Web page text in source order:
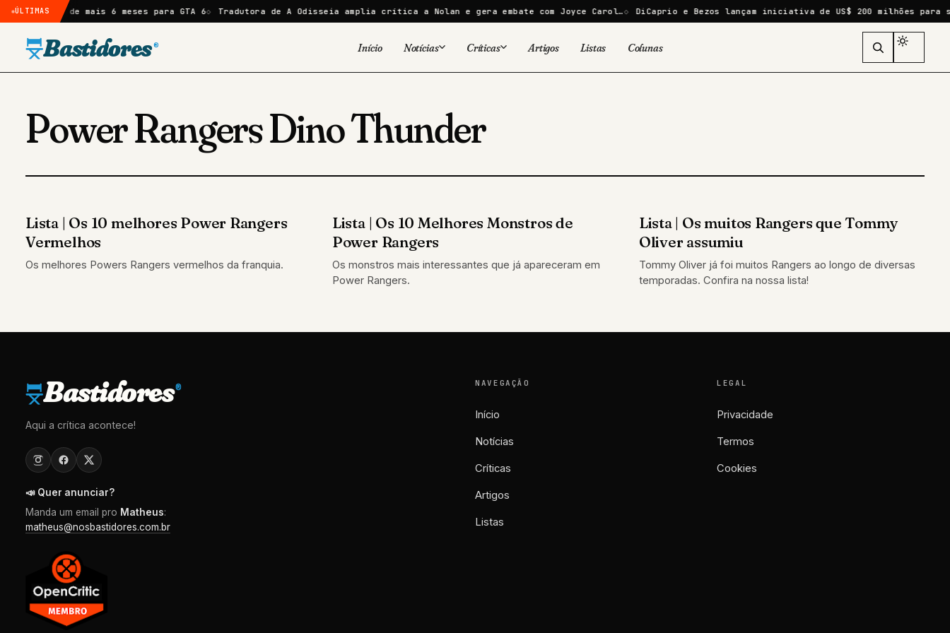
ÚLTIMAS
atraso de mais 6 meses para GTA 6 Tradutora de A Odisseia amplia crítica a Nolan e gera embate com Joyce Carol… DiCaprio e Bezos lançam iniciativa de US$ 200 milhões para
Bastidores ® Início Notícias
Séries
Quadrinhos
Livros
Tecnologia
Críticas
TV
Livros
Artigos Listas Colunas
Power Rangers Dino Thunder
LISTAS
Lista | Os 10 melhores Power Rangers
Vermelhos
Os melhores Powers Rangers vermelhos da franquia.
LISTAS
Lista | Os 10 Melhores Monstros de
Power Rangers
Os monstros mais interessantes que já apareceram em
Power Rangers.
LISTAS
Lista | Os muitos Rangers que Tommy
Oliver assumiu
Tommy Oliver já foi muitos Rangers ao longo de diversas
temporadas. Confira na nossa lista!
Bastidores®
Aqui a crítica acontece!
📣 Quer anunciar?
Manda um email pro Matheus:
matheus@nosbastidores.com.br
NAVEGAÇÃO
Início
Notícias
Críticas
Artigos
Listas
LEGAL
Privacidade
Termos
Cookies